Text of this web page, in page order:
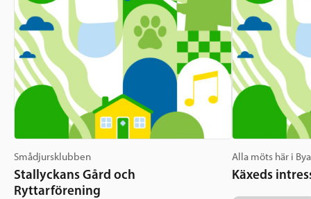
Smådjursklubben
Stallyckans Gård och
Ryttarförening
Alla möts här i
Käxeds